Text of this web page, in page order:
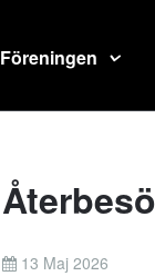
Föreningen
13 Maj 2026